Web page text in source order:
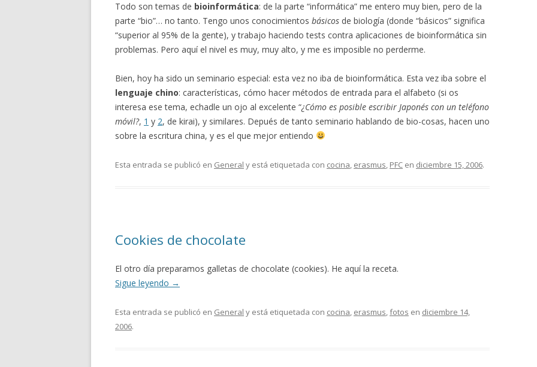
Todo son temas de bioinformática: de la parte “informática” me entero muy bien, pero de la
parte “bio”… no tanto. Tengo unos conocimientos básicos de biología (donde “básicos” significa
“superior al 95% de la gente), y trabajo haciendo tests contra aplicaciones de bioinformática sin
problemas. Pero aquí el nivel es muy, muy alto, y me es imposible no perderme.
Bien, hoy ha sido un seminario especial: esta vez no iba de bioinformática. Esta vez iba sobre el
lenguaje chino: características, cómo hacer métodos de entrada para el alfabeto (si os
interesa ese tema, echadle un ojo al excelente “¿Cómo es posible escribir Japonés con un teléfono
móvil?, 1 y 2, de kirai), y similares. Depués de tanto seminario hablando de bio-cosas, hacen uno
sobre la escritura china, y es el que mejor entiendo
Esta entrada se publicó en General y está etiquetada con cocina, erasmus, PFC en diciembre 15, 2006.
Cookies de chocolate
El otro día preparamos galletas de chocolate (cookies). He aquí la receta.
Sigue leyendo →
Esta entrada se publicó en General y está etiquetada con cocina, erasmus,fotos en diciembre 14,
2006.